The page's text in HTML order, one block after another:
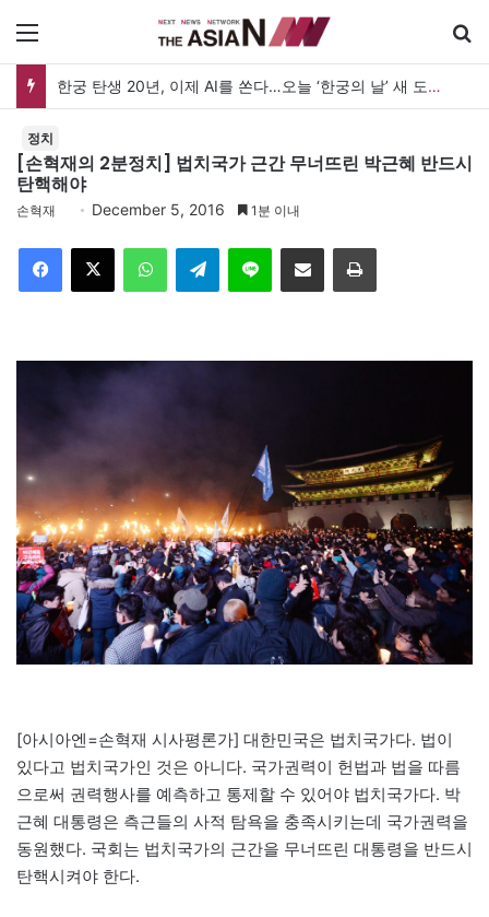
한궁 탄생 20년, 이제 AI를 쏜다…오늘 ‘한궁의 날’ 새 도약 선언
정치
[손혁재의 2분정치] 법치국가 근간 무너뜨린 박근혜 반드시
탄핵해야
손혁재 December 5, 2016 1분 이내
Telegram 이메일
[아시아엔=손혁재 시사평론가] 대한민국은 법치국가다. 법이
있다고 법치국가인 것은 아니다. 국가권력이 헌법과 법을 따름
으로써 권력행사를 예측하고 통제할 수 있어야 법치국가다. 박
근혜 대통령은 측근들의 사적 탐욕을 충족시키는데 국가권력을
동원했다. 국회는 법치국가의 근간을 무너뜨린 대통령을 반드시
탄핵시켜야 한다.